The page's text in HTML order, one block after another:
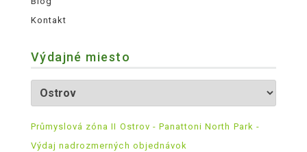
Kontakt
Výdajné miesto
Průmyslová zóna II Ostrov - Panattoni North Park -
Výdaj nadrozmerných objednávok